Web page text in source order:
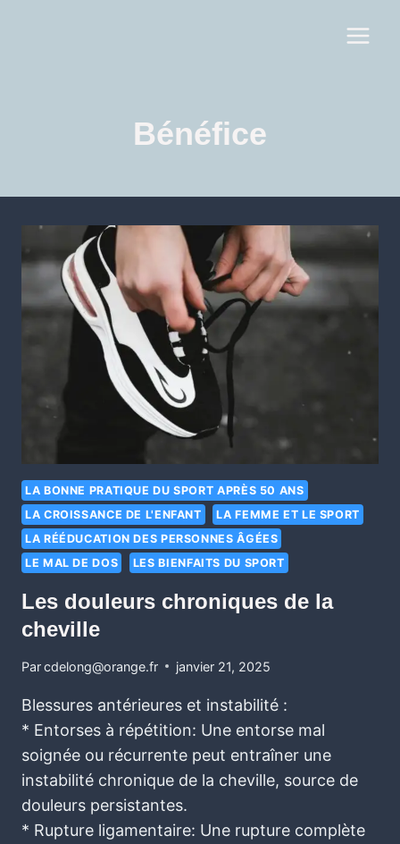
Bénéfice
LA BONNE PRATIQUE DU SPORT APRÈS 50 ANS
LA CROISSANCE DE L'ENFANT
LA FEMME ET LE SPORT
LA RÉÉDUCATION DES PERSONNES ÂGÉES
LE MAL DE DOS
LES BIENFAITS DU SPORT
Les douleurs chroniques de la
cheville
Parcdelong@orange.fr janvier 21, 2025
Blessures antérieures et instabilité :
* Entorses à répétition: Une entorse mal
soignée ou récurrente peut entraîner une
instabilité chronique de la cheville, source de
douleurs persistantes.
* Rupture ligamentaire: Une rupture complète